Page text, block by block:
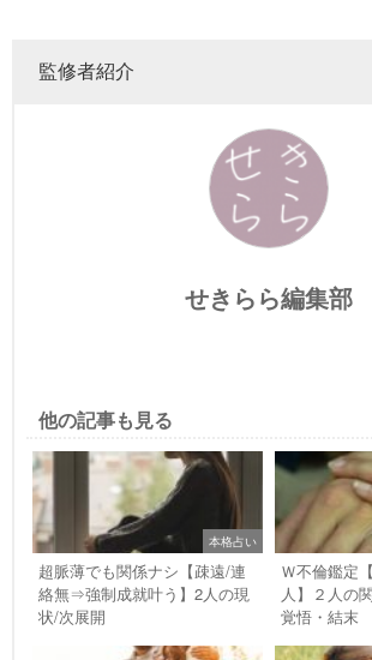
監修者紹介
せきらら編集部
他の記事も見る
本格占い
超脈薄でも関係ナシ【疎遠/連
絡無⇒強制成就叶う】2人の現
状/次展開
Ｗ不倫鑑定
人】２人の
覚悟・結末